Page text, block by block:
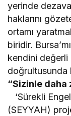
yerinde
haklarını
ortamı
biridir.
kendini değerli
doğrultusunda
“Sizinle daha
‘Sürekli
(SEYYAH)